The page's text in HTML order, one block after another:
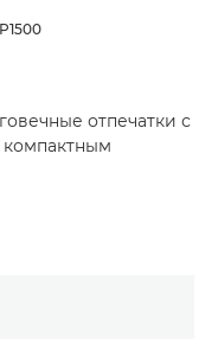
отпечатки с